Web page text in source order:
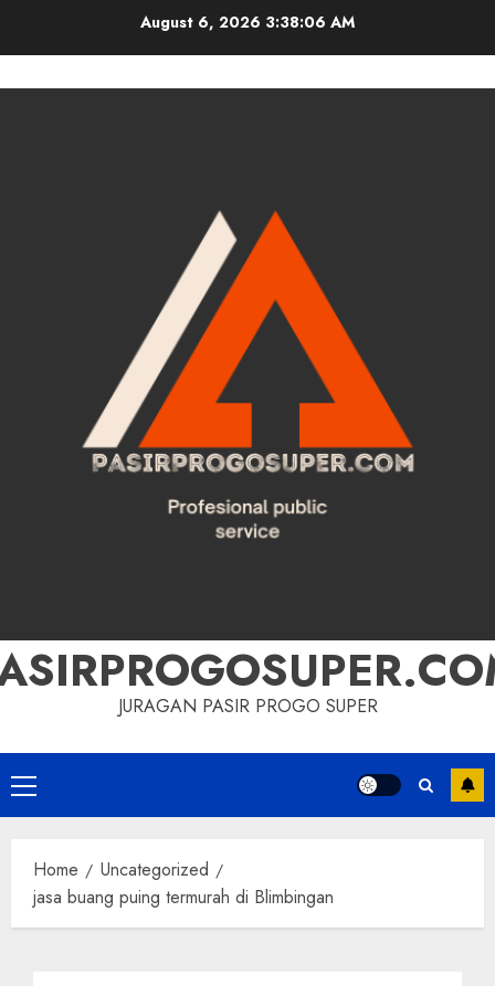
August 6, 2026 3:38:07 AM
JURAGAN PASIR PROGO SUPER
Primary
Menu
Home
Uncategorized
jasa buang puing termurah di Blimbingan